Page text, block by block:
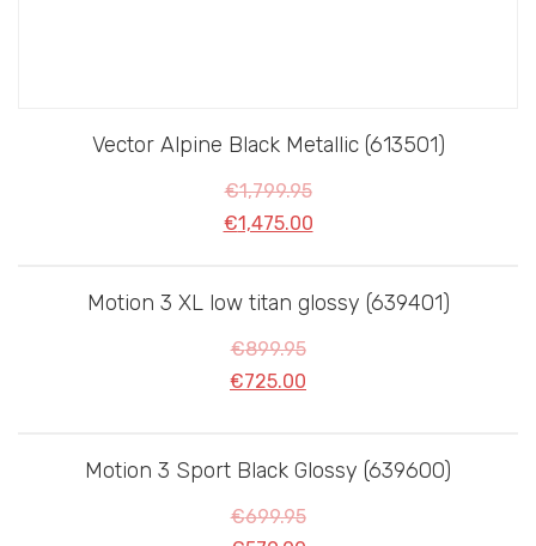
Vector Alpine Black Metallic (613501)
€1,799.95
€1,475.00
Motion 3 XL low titan glossy (639401)
€899.95
€725.00
Motion 3 Sport Black Glossy (639600)
€699.95